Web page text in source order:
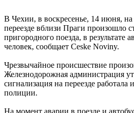
В Чехии, в воскресенье, 14 июня,
переезде вблизи Праги произошло
пригородного поезда, в результате
человек, сообщает Ceske Noviny.
Чрезвычайное происшествие
Железнодорожная администрация
сигнализация на переезде работала
полиции.
На момент аварии в поезде и